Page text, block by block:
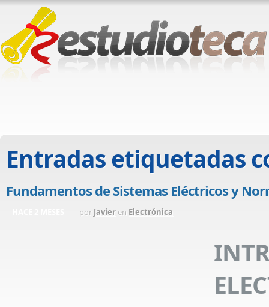
Entradas etiquetadas
Fundamentos de Sistemas Eléctricos y
por Javier en Electrónica